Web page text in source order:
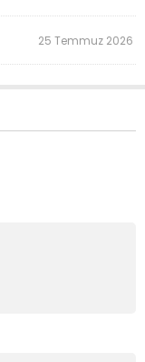
25 Temmuz 2026